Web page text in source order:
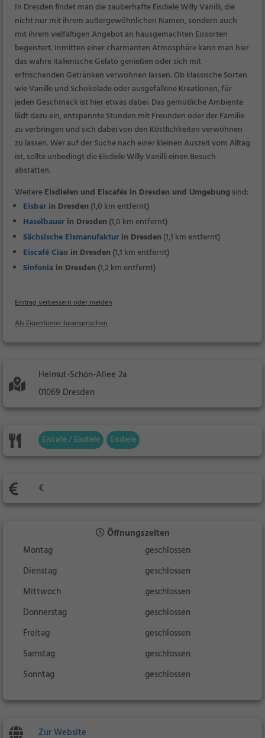
In Dresden findet man die zauberhafte Eisdiele Willy Vanilli, die
nicht nur mit ihrem außergewöhnlichen Namen, sondern auch
mit ihrem vielfältigen Angebot an hausgemachten Eissorten
begeistert. Inmitten einer charmanten Atmosphäre kann man hier
das wahre italienische Gelato genießen oder sich mit
erfrischenden Getränken verwöhnen lassen. Ob klassische Sorten
wie Vanille und Schokolade oder ausgefallene Kreationen, für
jeden Geschmack ist hier etwas dabei. Das gemütliche Ambiente
lädt dazu ein, entspannte Stunden mit Freunden oder der Familie
zu verbringen und sich dabei von den Köstlichkeiten verwöhnen
zu lassen. Wer auf der Suche nach einer kleinen Auszeit vom Alltag
ist, sollte unbedingt die Eisdiele Willy Vanilli einen Besuch
abstatten.
WeitereEisdielen und Eiscafés in Dresden und Umgebungsind:
Eisbar in Dresden (1,0 km entfernt)
Haselbauer in Dresden (1,0 km entfernt)
Sächsische Eismanufaktur in Dresden (1,1 km entfernt)
Eiscafé Ciao in Dresden (1,1 km entfernt)
Sinfonia in Dresden (1,2 km entfernt)
Eintrag verbessern oder melden
Als Eigentümer beanspruchen
Helmut-Schön-Allee 2a
01069 Dresden
Eiscafé / Eisdiele Eisdiele
€
Öffnungszeiten
Montag
geschlossen
Dienstag
geschlossen
Mittwoch
geschlossen
Donnerstag
geschlossen
Freitag
geschlossen
Samstag
geschlossen
Sonntag
geschlossen
Zur Website